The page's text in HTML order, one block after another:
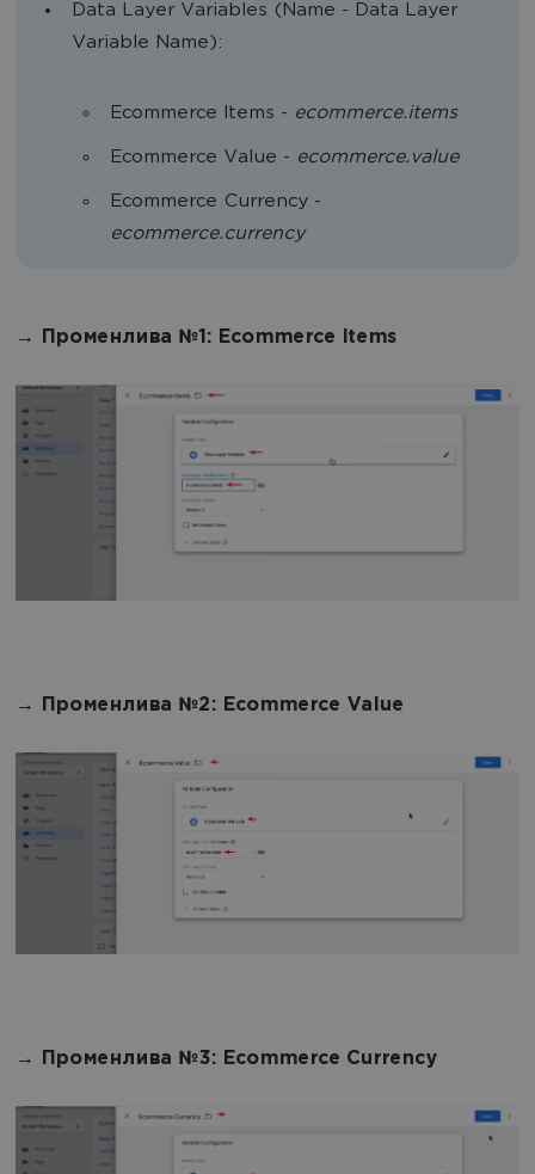
Data Layer Variables (Name - Data Layer
Variable Name):
Ecommerce Items - ecommerce.items
Ecommerce Value - ecommerce.value
Ecommerce Currency -
ecommerce.currency
→ Променлива №1: Ecommerce Items
→ Променлива №2: Ecommerce Value
→ Променлива №3: Ecommerce Currency